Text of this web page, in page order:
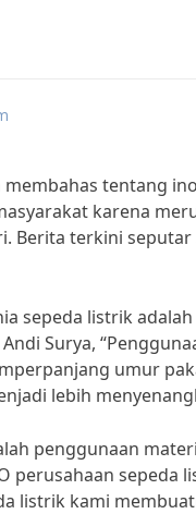
tentang
karena
Berita terkini
sepeda listrik
Surya,
umur
lebih
penggunaan
perusahaan sepeda
listrik kami